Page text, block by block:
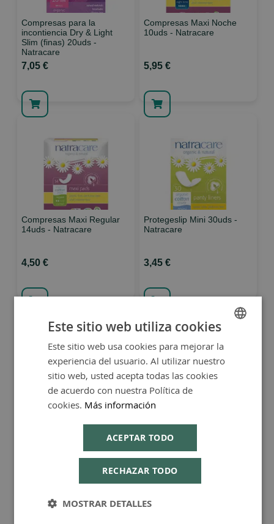
Compresas para la
incontiencia Dry & Light
Slim (finas) 20uds -
Natracare
7,05 €
Compresas Maxi Noche
10uds - Natracare
5,95 €
Compresas Maxi Regular
14uds - Natracare
4,50 €
Protegeslip Mini 30uds -
Natracare
3,45 €
aplicador 16uds - Natracare
aplicador 16uds - Natracare
5,95 €
SPANISH
ENGLISH
Este sitio web utiliza cookies
Este sitio web usa cookies para mejorar la
experiencia del usuario. Al utilizar nuestro
sitio web, usted acepta todas las cookies
de acuerdo con nuestra Política de
cookies. Más información
ACEPTAR TODO
RECHAZAR TODO
MOSTRAR DETALLES